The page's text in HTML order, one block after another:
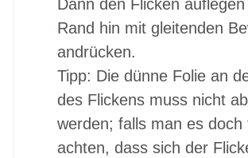
Dann den Flicken
Rand hin mit gleitenden
andrücken.
Tipp: Die dünne Folie an
des Flickens muss nicht
werden; falls man es
achten, dass sich der